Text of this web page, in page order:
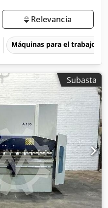
Relevancia
Máquinas para el trabajo
Subasta